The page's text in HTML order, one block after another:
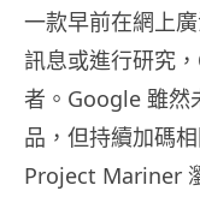
一款早前在網上
訊息或進行研究
者。Google 雖然
品，但持續加碼
Project Mariner